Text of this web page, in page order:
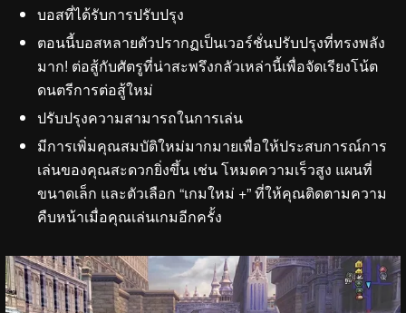
บอสที่ได้รับการปรับปรุง
ตอนนี้บอสหลายตัวปรากฏเป็นเวอร์ชั่นปรับปรุงที่ทรงพลัง
มาก! ต่อสู้กับศัตรูที่น่าสะพรึงกลัวเหล่านี้เพื่อจัดเรียงโน้ต
ดนตรีการต่อสู้ใหม่
ปรับปรุงความสามารถในการเล่น
มีการเพิ่มคุณสมบัติใหม่มากมายเพื่อให้ประสบการณ์การ
เล่นของคุณสะดวกยิ่งขึ้น เช่น โหมดความเร็วสูง แผนที่
ขนาดเล็ก และตัวเลือก “เกมใหม่ +” ที่ให้คุณติดตามความ
คืบหน้าเมื่อคุณเล่นเกมอีกครั้ง